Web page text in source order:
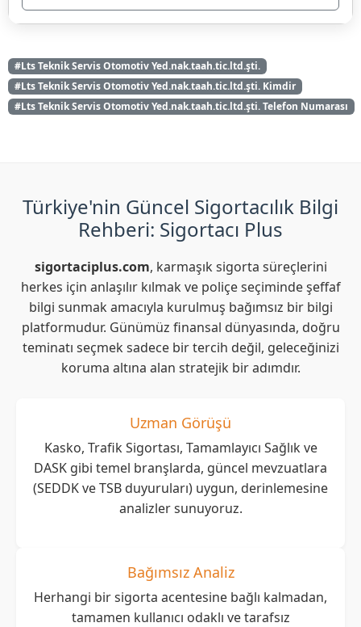
#Lts Teknik Servis Otomotiv Yed.nak.taah.tic.ltd.şti.
#Lts Teknik Servis Otomotiv Yed.nak.taah.tic.ltd.şti. Kimdir
#Lts Teknik Servis Otomotiv Yed.nak.taah.tic.ltd.şti. Telefon Numarası
Türkiye'nin Güncel Sigortacılık Bilgi
Rehberi: Sigortacı Plus
sigortaciplus.com, karmaşık sigorta süreçlerini
herkes için anlaşılır kılmak ve poliçe seçiminde şeffaf
bilgi sunmak amacıyla kurulmuş bağımsız bir bilgi
platformudur. Günümüz finansal dünyasında, doğru
teminatı seçmek sadece bir tercih değil, geleceğinizi
koruma altına alan stratejik bir adımdır.
Uzman Görüşü
Kasko, Trafik Sigortası, Tamamlayıcı Sağlık ve
DASK gibi temel branşlarda, güncel mevzuatlara
(SEDDK ve TSB duyuruları) uygun, derinlemesine
analizler sunuyoruz.
Bağımsız Analiz
Herhangi bir sigorta acentesine bağlı kalmadan,
tamamen kullanıcı odaklı ve tarafsız